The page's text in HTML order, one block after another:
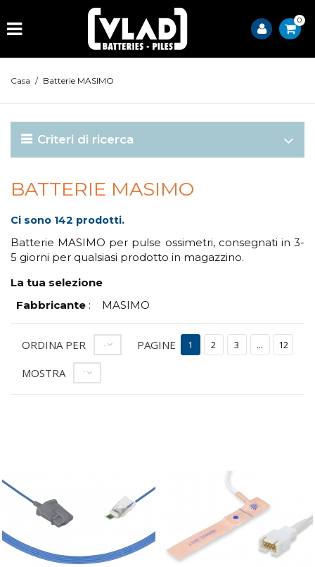
0
Casa / Batterie MASIMO
Criteri di ricerca
BATTERIE MASIMO
Ci sono 142 prodotti.
Batterie MASIMO per pulse ossimetri, consegnati in 3-
5 giorni per qualsiasi prodotto in magazzino.
La tua selezione
Fabbricante : MASIMO
ORDINA PER --
MOSTRA 12
PAGINE 1 2 3 ... 12